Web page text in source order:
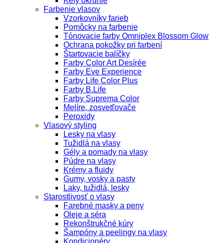
Farbenie vlasov
Vzorkovníky farieb
Pomôcky na farbenie
Tónovacie farby Omniplex Blossom Glow
Ochrana pokožky pri farbení
Štartovacie balíčky
Farby Color Art Desírée
Farby Eve Experience
Farby Life Color Plus
Farby B.Life
Farby Suprema Color
Melíre, zosvetľovače
Peroxidy
Vlasový styling
Lesky na vlasy
Tužidlá na vlasy
Gély a pomady na vlasy
Púdre na vlasy
Krémy a fluidy
Gumy, vosky a pasty
Laky, tužidlá, lesky
Starostlivosť o vlasy
Farebné masky a peny
Oleje a séra
Rekonštrukčné kúry
Šampóny a peelingy na vlasy